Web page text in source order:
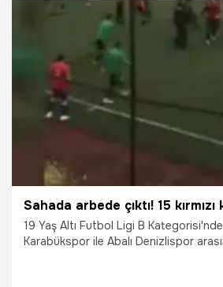
7.03.2021 Rizespor
Sahada arbede çıktı! 15 kırmızı
19 Yaş Altı Futbol Ligi B
Karabükspor ile Abalı Denizlispor